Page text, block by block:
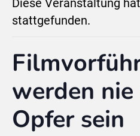
Diese Veranstaltung
stattgefunden.
werden
Opfer sein